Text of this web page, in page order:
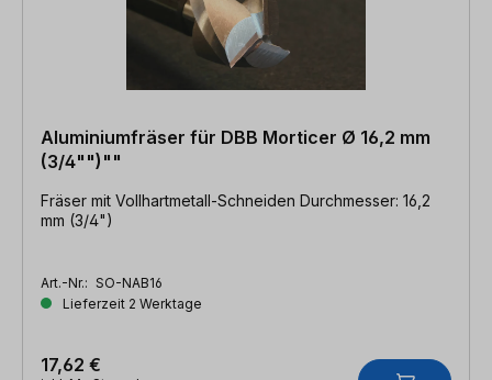
Aluminiumfräser für DBB Morticer Ø 16,2 mm
(3/4"")""
Fräser mit Vollhartmetall-Schneiden Durchmesser: 16,2
mm (3/4")
Art.-Nr.: SO-NAB16
Lieferzeit 2 Werktage
17,62 €